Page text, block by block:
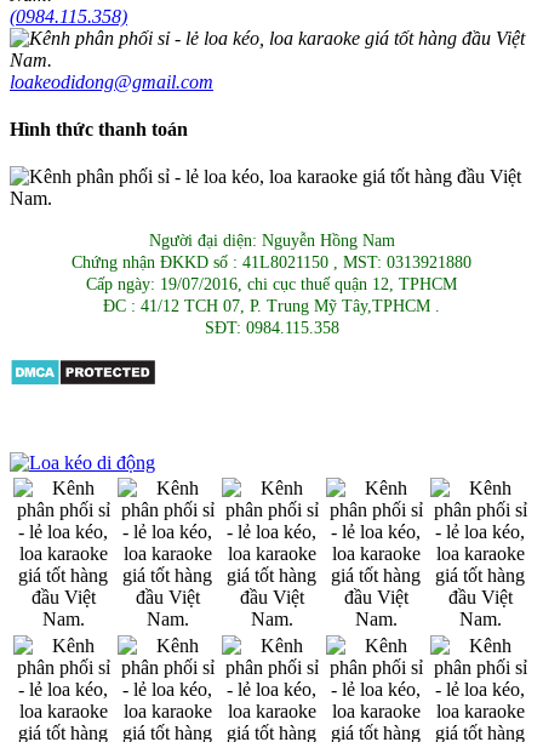
(0984.115.358)
loakeodidong@gmail.com
Hình thức thanh toán
Người đại diện: Nguyễn Hồng Nam
Chứng nhận ĐKKD số : 41L8021150 , MST: 0313921880
Cấp ngày: 19/07/2016, chi cục thuế quận 12, TPHCM
ĐC : 41/12 TCH 07, P. Trung Mỹ Tây,TPHCM .
SĐT: 0984.115.358